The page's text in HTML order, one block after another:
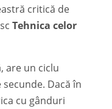
critică de
Tehnica celor
are un ciclu
Dacă în
cu gânduri